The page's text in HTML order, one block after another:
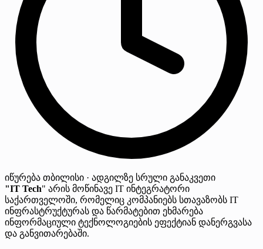
იწურება თბილისი · ადგილზე სრული განაკვეთი
"IT Tech" არის მოწინავე IT ინტეგრატორი
საქართველოში, რომელიც კომპანიებს სთავაზობს IT
ინფრასტრუქტურას და წარმატებით ეხმარება
ინფორმაციული ტექნოლოგიების ეფექტიან დანერგვასა
და განვითარებაში.